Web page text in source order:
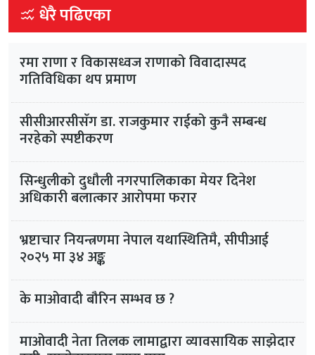
धेरै पढिएका
रमा राणा र विकासध्वज राणाको विवादास्पद
गतिविधिका थप प्रमाण
सीसीआरसीसँग डा. राजकुमार राईको कुनै सम्बन्ध
नरहेको स्पष्टीकरण
सिन्धुलीको दुधौली नगरपालिकाका मेयर दिनेश
अधिकारी बलात्कार आरोपमा फरार
भ्रष्टाचार नियन्त्रणमा नेपाल यथास्थितिमै, सीपीआई
२०२५ मा ३४ अङ्क
के माओवादी बौरिन सम्भव छ ?
माओवादी नेता तिलक लामाद्वारा व्यावसायिक साझेदार